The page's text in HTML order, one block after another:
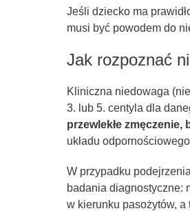
Jeśli dziecko ma
musi być powodem do
Jak rozpoznać
Kliniczna niedowaga
3. lub 5. centyla dla
przewlekłe
układu
W przypadku
badania diagnostyczne:
w kierunku pasożytów,